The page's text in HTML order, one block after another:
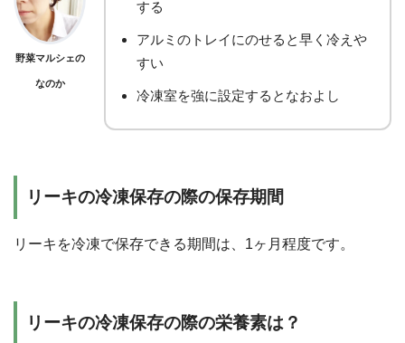
野菜マルシェの
なのか
する
アルミのトレイにのせると早く冷えや
すい
冷凍室を強に設定するとなおよし
リーキの冷凍保存の際の保存期間
リーキを冷凍で保存できる期間は、1ヶ月程度です。
リーキの冷凍保存の際の栄養素は？